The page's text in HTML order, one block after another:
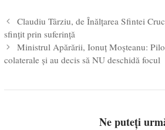
Claudiu Târziu, de Înălțarea Sfintei
sfințit prin suferință
Ministrul Apărării, Ionuț Moșteanu:
colaterale și au decis să NU deschidă focul
Ne puteți